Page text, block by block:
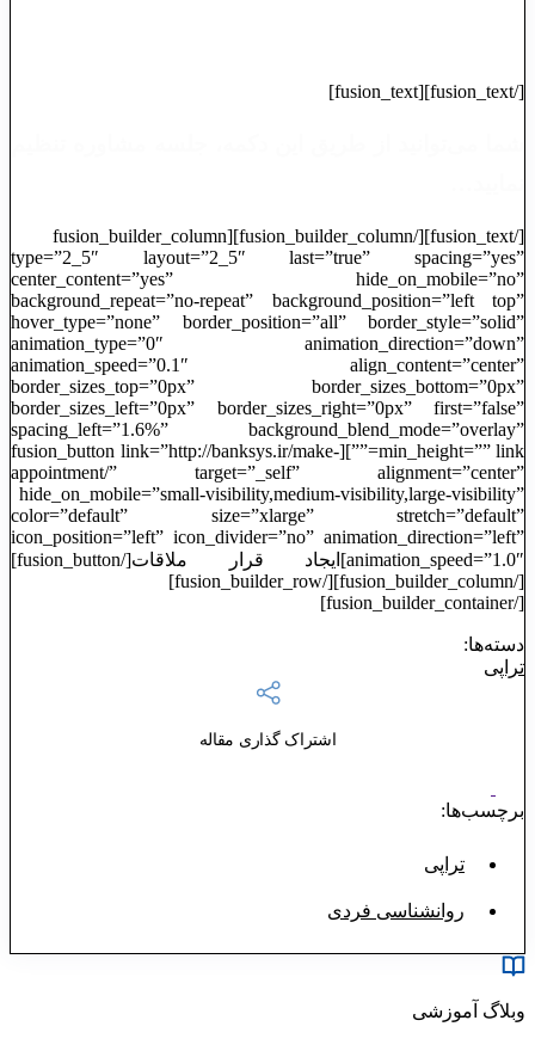
[/fusion_text][fusion_text]
[/fusion_text][/fusion_builder_column][fusion_builder_column
type=”2_5″ layout=”2_5″ last=”true” spacing=”yes”
center_content=”yes” hide_on_mobile=”no”
background_repeat=”no-repeat” background_position=”left top”
hover_type=”none” border_position=”all” border_style=”solid”
animation_type=”0″ animation_direction=”down”
animation_speed=”0.1″ align_content=”center”
border_sizes_top=”0px” border_sizes_bottom=”0px”
border_sizes_left=”0px” border_sizes_right=”0px” first=”false”
spacing_left=”1.6%” background_blend_mode=”overlay”
min_height=”” link=””][fusion_button link=”http://banksys.ir/make-
appointment/” target=”_self” alignment=”center”
hide_on_mobile=”small-visibility,medium-visibility,large-visibility”
color=”default” size=”xlarge” stretch=”default”
icon_position=”left” icon_divider=”no” animation_direction=”left”
animation_speed=”1.0″]ایجاد قرار ملاقات[/fusion_button]
[/fusion_builder_column][/fusion_builder_row]
[/fusion_builder_container]
دسته‌ها:
تراپی
اشتراک گذاری مقاله
برچسب‌ها:
تراپی
روانشناسی فردی
وبلاگ آموزشی